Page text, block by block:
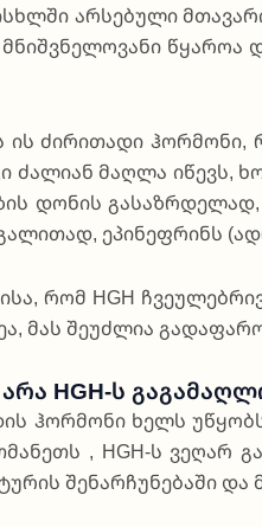
არ­სე­ბუ­ლი
მნიშ­ვნე­ლო­ვა­ნი
ის ძი­რი­თა­დი ჰო­რმო­ნი,
ძა­ლი­ან მა­ღლა იწევს,
დო­ნის
ეპი­ნე­ფრინს
რომ HGH
მას შე­უძ­ლია
HGH-Ს
ჰო­რმო­ნი ხელს
, HGH-ს ვე­ღარ
შე­ნარ­ჩუ­ნე­ბა­ში და